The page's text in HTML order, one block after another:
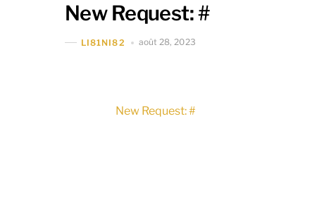
New Request: #
LI81NI82 août 28, 2023
New Request: #